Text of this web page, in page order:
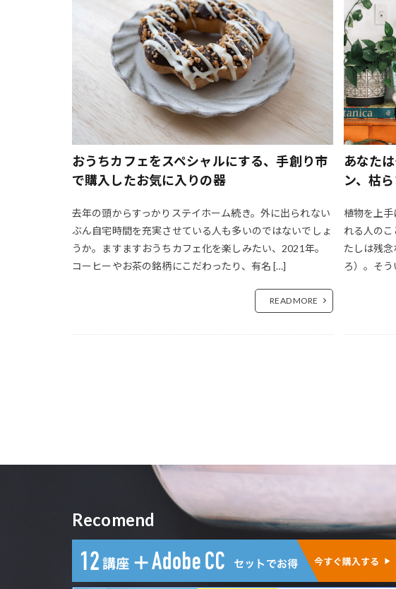
おうちカフェをスペシャルにする、手創り市
で購入したお気に入りの器
去年の頭からすっかりステイホーム続き。外に出られない
ぶん自宅時間を充実させている人も多いのではないでしょ
うか。ますますおうちカフェ化を楽しみたい、2021年。
コーヒーやお茶の銘柄にこだわったり、有名 […]
READ MORE
あなた
ン、枯
植物を上
れる人の
たしは残
ろ）。そ
Recomend
シェイプアップ
シェフレラ レ
シフォン 型を外す方法
シフ
しわ
シンボルツリー おすすめ
スイーツ 簡単
スイーツの瓶詰
スキレット
スコーン スコ
スタンレー グロウラー
ストレ
スワッグ 作り方
スワッグ 誰
セルフヨガ
セルフリノベーショ
ソロキャンプ
ダスティカラー
たるみ チ
テレワーク
トースター 違い
ドリップケトル ギフト
ドリッ
ナチュラルドライガーデン
ナチ
ノンアルコールドリンク
バーベキューグリル
ハシラサボテン キメンカク
バ
フィカス
ブラシノキ カリステモン
プレ
ヘアカラーリング 人気
ペッ
ヘナカラー
ペパーミント